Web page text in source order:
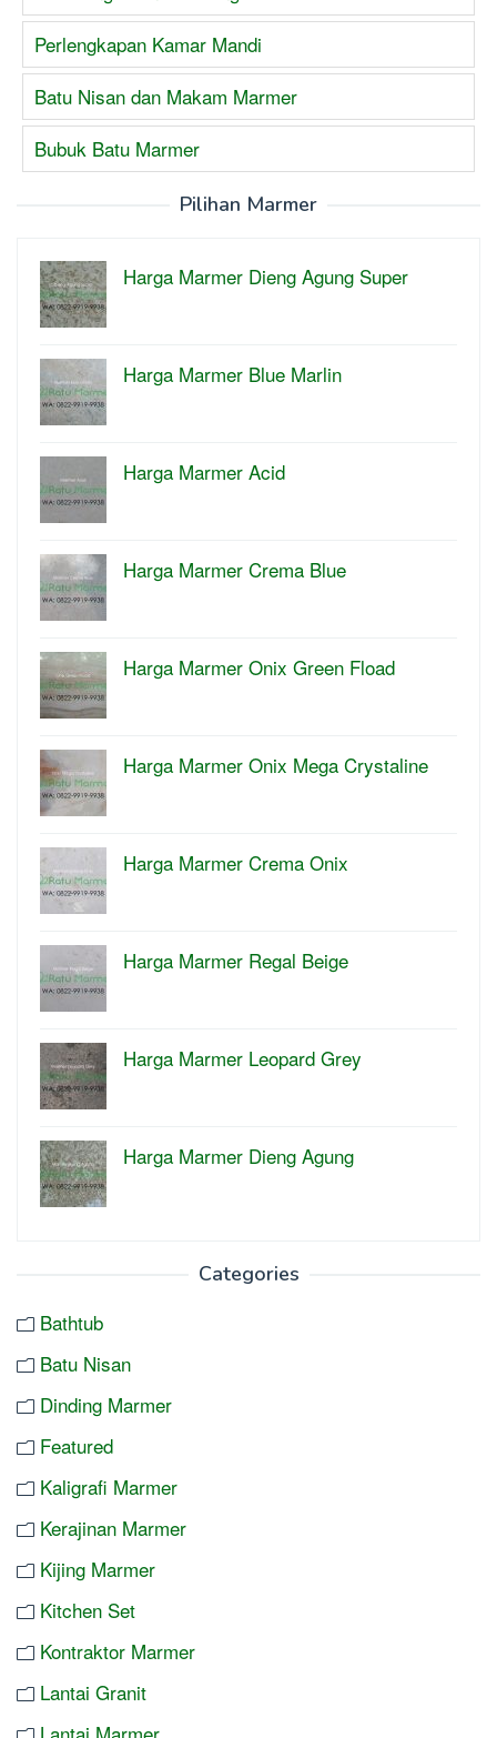
Perlengkapan Kamar Mandi
Batu Nisan dan Makam Marmer
Bubuk Batu Marmer
Pilihan Marmer
Harga Marmer Dieng Agung Super
Harga Marmer Blue Marlin
Harga Marmer Acid
Harga Marmer Crema Blue
Harga Marmer Onix Green Fload
Harga Marmer Onix Mega Crystaline
Harga Marmer Crema Onix
Harga Marmer Regal Beige
Harga Marmer Leopard Grey
Harga Marmer Dieng Agung
Categories
Bathtub
Batu Nisan
Dinding Marmer
Featured
Kaligrafi Marmer
Kerajinan Marmer
Kijing Marmer
Kitchen Set
Kontraktor Marmer
Lantai Granit